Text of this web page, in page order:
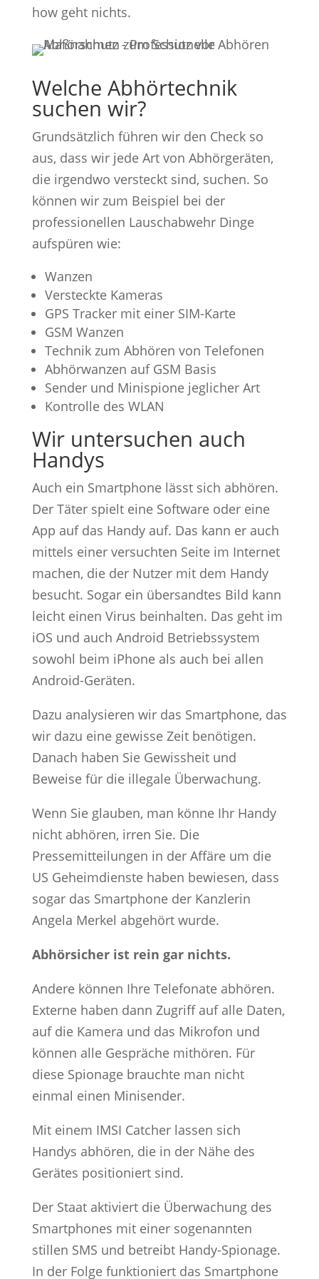
how geht nichts.
Welche Abhörtechnik
suchen wir?
Grundsätzlich führen wir den Check so
aus, dass wir jede Art von Abhörgeräten,
die irgendwo versteckt sind, suchen. So
können wir zum Beispiel bei der
professionellen Lauschabwehr Dinge
aufspüren wie:
Wanzen
Versteckte Kameras
GPS Tracker mit einer SIM-Karte
GSM Wanzen
Technik zum Abhören von Telefonen
Abhörwanzen auf GSM Basis
Sender und Minispione jeglicher Art
Kontrolle des WLAN
Wir untersuchen auch
Handys
Auch ein Smartphone lässt sich abhören.
Der Täter spielt eine Software oder eine
App auf das Handy auf. Das kann er auch
mittels einer versuchten Seite im Internet
machen, die der Nutzer mit dem Handy
besucht. Sogar ein übersandtes Bild kann
leicht einen Virus beinhalten. Das geht im
iOS und auch Android Betriebssystem
sowohl beim iPhone als auch bei allen
Android-Geräten.
Dazu analysieren wir das Smartphone, das
wir dazu eine gewisse Zeit benötigen.
Danach haben Sie Gewissheit und
Beweise für die illegale Überwachung.
Wenn Sie glauben, man könne Ihr Handy
nicht abhören, irren Sie. Die
Pressemitteilungen in der Affäre um die
US Geheimdienste haben bewiesen, dass
sogar das Smartphone der Kanzlerin
Angela Merkel abgehört wurde.
Abhörsicher ist rein gar nichts.
Andere können Ihre Telefonate abhören.
Externe haben dann Zugriff auf alle Daten,
auf die Kamera und das Mikrofon und
können alle Gespräche mithören. Für
diese Spionage brauchte man nicht
einmal einen Minisender.
Mit einem IMSI Catcher lassen sich
Handys abhören, die in der Nähe des
Gerätes positioniert sind.
Der Staat aktiviert die Überwachung des
Smartphones mit einer sogenannten
stillen SMS und betreibt Handy-Spionage.
In der Folge funktioniert das Smartphone